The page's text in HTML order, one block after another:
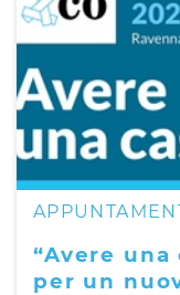
“Avere
per un